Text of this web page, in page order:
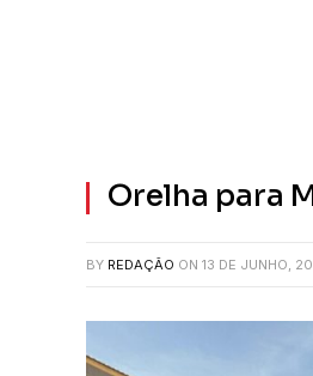
Orelha para
BY REDAÇÃO ON 13 DE JUNHO,